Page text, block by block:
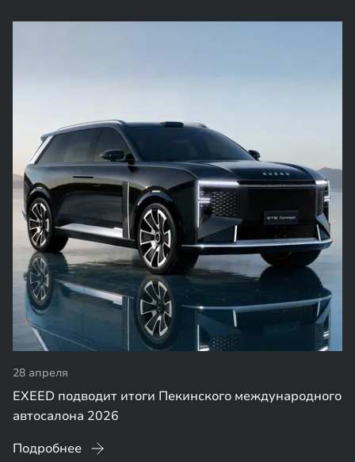
28 апреля
EXEED подводит итоги Пекинского международного
автосалона 2026
Подробнее